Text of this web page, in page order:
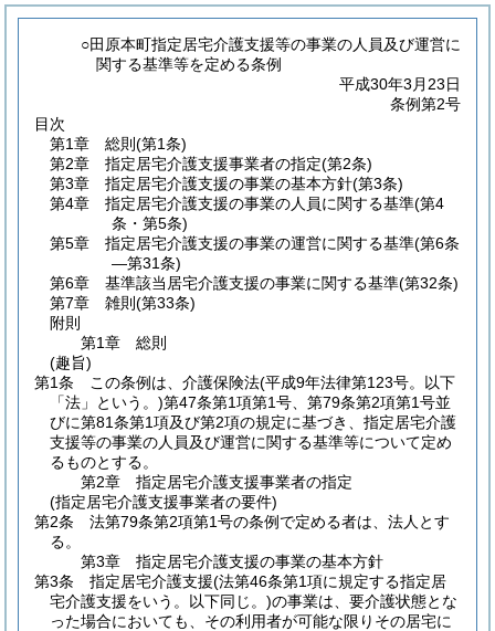
○田原本町指定居宅介護支援等の事業の人員及び運営に
関する基準等を定める条例
平成30年3月23日
条例第2号
目次
第1章
総則 (第1条)
第2章
指定居宅介護支援事業者の指定(第2条)
第3章
指定居宅介護支援の事業の基本方針(第3条)
第4章
指定居宅介護支援の事業の人員に関する基準(第4
条・第5条)
第5章
指定居宅介護支援の事業の運営に関する基準(第6条
―第31条)
第6章
基準該当居宅介護支援の事業に関する基準(第32条)
第7章
雑則 (第33条)
附則
第1章
総則
(趣旨)
第1条
この条例は、介護保険法(平成9年法律第123号。以下
「法」という。)第47条第1項第1号、第79条第2項第1号並
びに第81条第1項及び第2項の規定に基づき、指定居宅介護
支援等の事業の人員及び運営に関する基準等について定め
るものとする。
第2章
指定居宅介護支援事業者の指定
(指定居宅介護支援事業者の要件)
第2条
法第79条第2項第1号の条例で定める者は、法人とす
る。
第3章
指定居宅介護支援の事業の基本方針
第3条
指定居宅介護支援(法第46条第1項に規定する指定居
宅介護支援をいう。以下同じ。)の事業は、要介護状態とな
った場合においても、その利用者が可能な限りその居宅に